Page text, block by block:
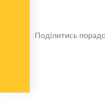
Поділитись